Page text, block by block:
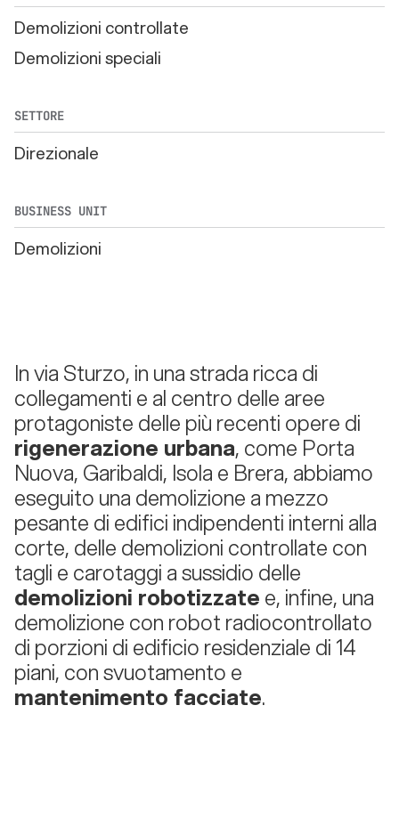
Demolizioni controllate
Demolizioni speciali
SETTORE
Direzionale
BUSINESS UNIT
Demolizioni
In via Sturzo, in una strada ricca di
collegamenti e al centro delle aree
protagoniste delle più recenti opere di
rigenerazione urbana, come Porta
Nuova, Garibaldi, Isola e Brera, abbiamo
eseguito una demolizione a mezzo
pesante di edifici indipendenti interni alla
corte, delle demolizioni controllate con
tagli e carotaggi a sussidio delle
demolizioni robotizzate e, infine, una
demolizione con robot radiocontrollato
di porzioni di edificio residenziale di 14
piani, con svuotamento e
mantenimento facciate.